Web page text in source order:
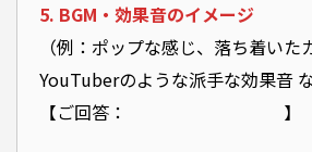
5. BGM・効果音のイメージ
（例：ポップな感じ、落ち着いた
YouTuberのような派手な効果音 な
【ご回答： 】